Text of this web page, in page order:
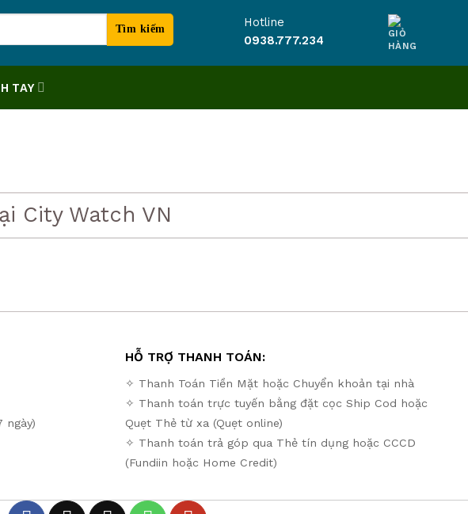
Hotline
0938.777.234
TAY
City Watch VN
ngày)
HỖ TRỢ THANH TOÁN:
✧ Thanh Toán Tiền Mặt hoặc Chuyển khoản tại nhà
✧ Thanh toán trực tuyến bằng đặt cọc Ship Cod hoặc
Quẹt Thẻ từ xa (Quẹt online)
✧ Thanh toán trả góp qua Thẻ tín dụng hoặc CCCD
(Fundiin hoặc Home Credit)